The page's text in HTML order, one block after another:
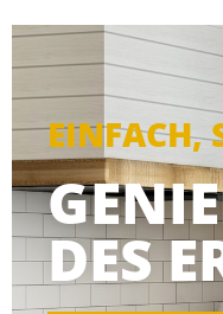
EINFACH,
DES